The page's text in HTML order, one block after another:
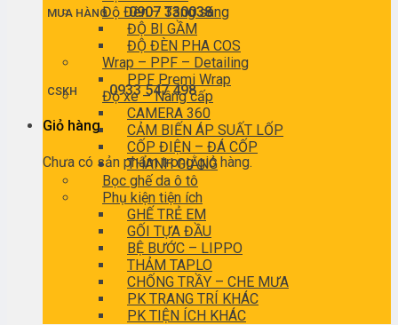
MUA HÀNG0907 330038
CSKH0933 547 498
Giỏ hàng
Chưa có sản phẩm trong giỏ hàng.
Độ Đèn – Tăng sáng
ĐỘ BI GẦM
ĐỘ ĐÈN PHA COS
Wrap – PPF – Detailing
PPF Premi Wrap
Độ xe – Nâng cấp
CAMERA 360
CẢM BIẾN ÁP SUẤT LỐP
CỐP ĐIỆN – ĐÁ CỐP
THANH GIẰNG
Bọc ghế da ô tô
Phụ kiện tiện ích
GHẾ TRẺ EM
GỐI TỰA ĐẦU
BỆ BƯỚC – LIPPO
THẢM TAPLO
CHỐNG TRẦY – CHE MƯA
PK TRANG TRÍ KHÁC
PK TIỆN ÍCH KHÁC